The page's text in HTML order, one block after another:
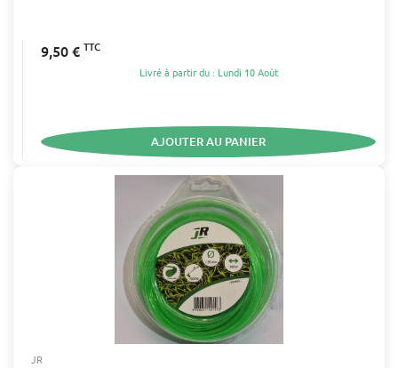
9,50 € TTC
Livré à partir du : Lundi 10 Août
AJOUTER AU PANIER
JR